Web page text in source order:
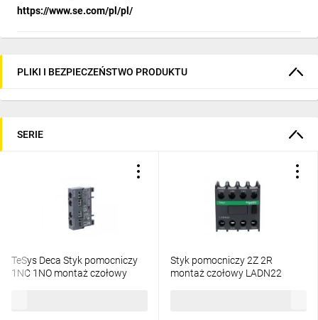
https://www.se.com/pl/pl/
PLIKI I BEZPIECZEŃSTWO PRODUKTU
SERIE
TeSys Deca Styk pomocniczy
1NC 1NO montaż czołowy
Styk pomocniczy 2Z 2R
montaż czołowy LADN22